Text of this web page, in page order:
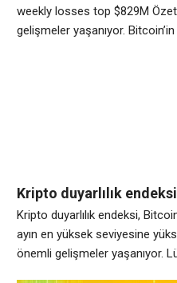
weekly losses top $829M
gelişmeler yaşanıyor.
Kripto duyarlılık
tutmasıyla 3 ayın en
Kripto duyarlılık endeksi,
ayın en yüksek seviyesine
önemli gelişmeler yaşanıyor.